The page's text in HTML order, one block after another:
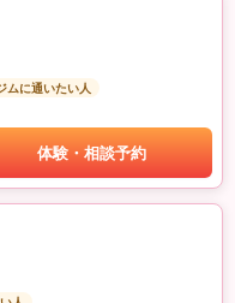
ムに通いたい人
体験・相談予約